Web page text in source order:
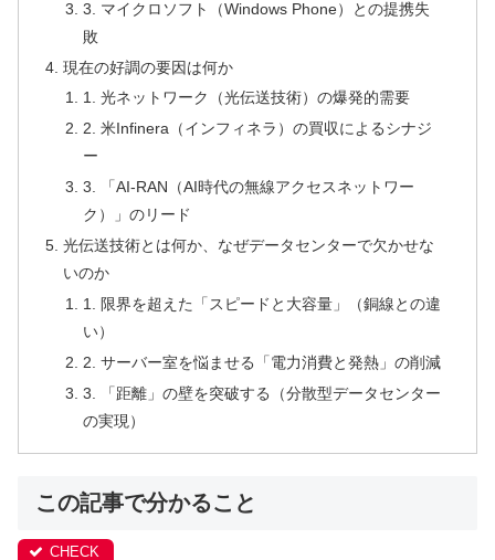
3. マイクロソフト（Windows Phone）との提携失
敗
現在の好調の要因は何か
1. 光ネットワーク（光伝送技術）の爆発的需要
2. 米Infinera（インフィネラ）の買収によるシナジ
ー
3. 「AI-RAN（AI時代の無線アクセスネットワー
ク）」のリード
光伝送技術とは何か、なぜデータセンターで欠かせな
いのか
1. 限界を超えた「スピードと大容量」（銅線との違
い）
2. サーバー室を悩ませる「電力消費と発熱」の削減
3. 「距離」の壁を突破する（分散型データセンター
の実現）
この記事で分かること